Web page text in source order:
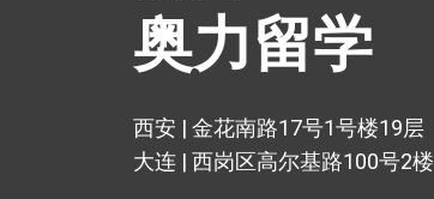
奥力留学
西安 | 金花南路17号1号楼19层
大连 | 西岗区高尔基路100号2楼